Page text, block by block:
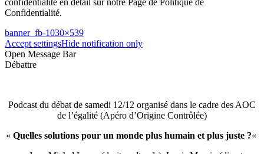
confidentialité en détail sur notre Page de Politique de
Confidentialité.
banner_fb-1030×539
Accept settingsHide notification only
Open Message Bar
Débattre
Podcast du débat de samedi 12/12 organisé dans le cadre des AOC
de l’égalité (Apéro d’Origine Contrôlée)
« Quelles solutions pour un monde plus humain et plus juste ?«